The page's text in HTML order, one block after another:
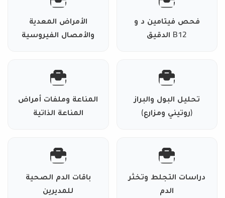
فحص فيتامين د و
B12 الدقيق
الأمراض المعدية
والأمصال الفيروسية
تحليل البول والبراز
(روتيني ومزارع)
المناعة وملفات أمراض
المناعة الذاتية
دراسات التجلط وتخثر
الدم
باقات الدم الصحية
للمديرين